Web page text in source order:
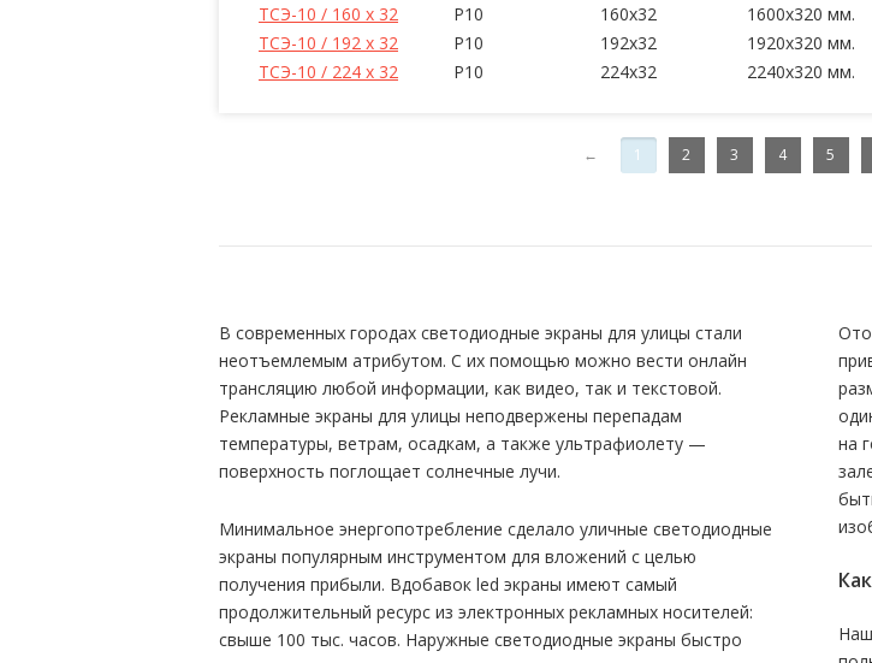
ТСЭ-10 / 160 x 32
P10 160x32 1600x320 мм.
ТСЭ-10 / 192 x 32
P10 192x32 1920x320 мм.
ТСЭ-10 / 224 x 32
P10 224x32 2240x320 мм.
← 1 2 3 4 5
В современных городах светодиодные экраны для улицы стали
неотъемлемым атрибутом. С их помощью можно вести онлайн
трансляцию любой информации, как видео, так и текстовой.
Рекламные экраны для улицы неподвержены перепадам
температуры, ветрам, осадкам, а также ультрафиолету —
поверхность поглощает солнечные лучи.
Минимальное энергопотребление сделало уличные светодиодные
экраны популярным инструментом для вложений с целью
получения прибыли. Вдобавок led экраны имеют самый
продолжительный ресурс из электронных рекламных носителей:
свыше 100 тыс. часов. Наружные светодиодные экраны быстро
на